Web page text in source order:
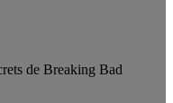
de Breaking Bad